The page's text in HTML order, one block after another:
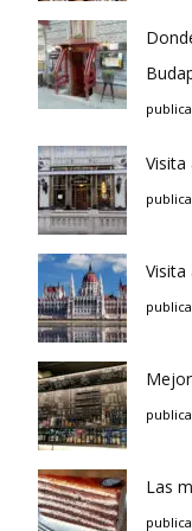
Visita
Las